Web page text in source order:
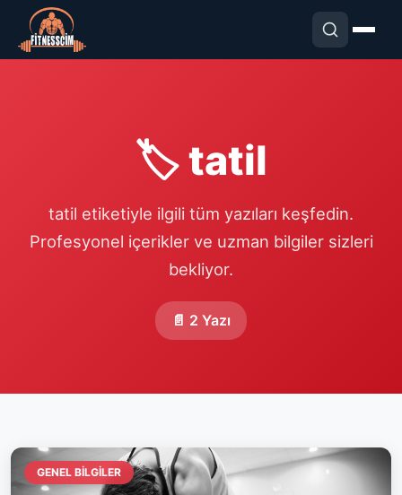
🏷️ tatil
tatil etiketiyle ilgili tüm yazıları keşfedin.
Profesyonel içerikler ve uzman bilgiler sizleri
bekliyor.
📄 2 Yazı
GENEL BILGILER